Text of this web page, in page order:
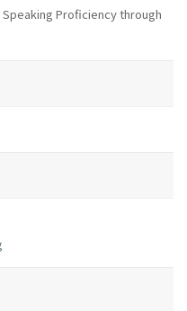
Speaking Proficiency through